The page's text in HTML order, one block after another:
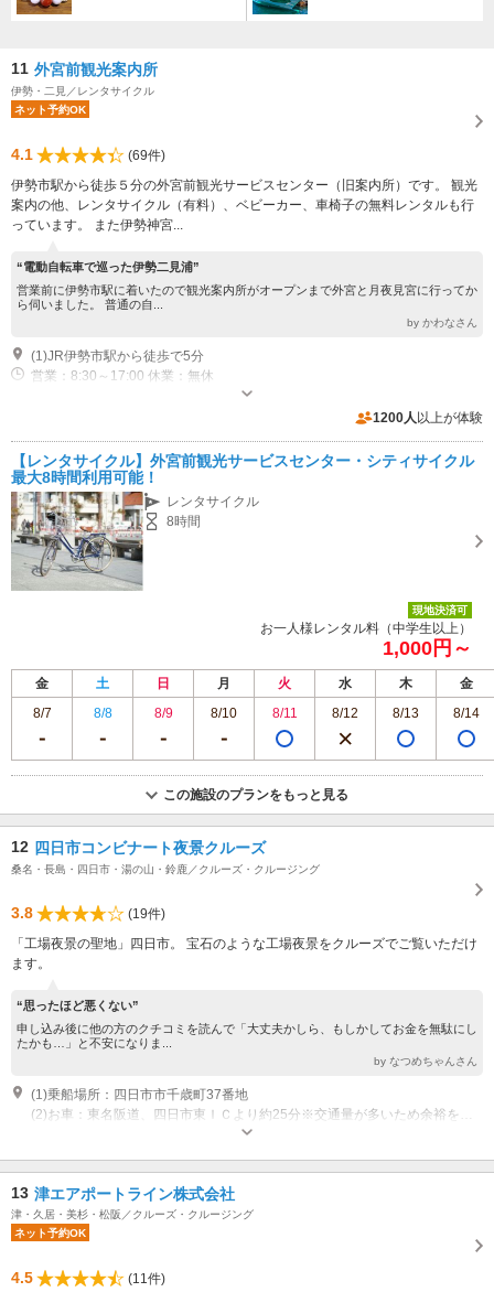
11 外宮前観光案内所
伊勢・二見／レンタサイクル
ネット予約OK
4.1
(69件)
伊勢市駅から徒歩５分の外宮前観光サービスセンター（旧案内所）です。 観光
案内の他、レンタサイクル（有料）、ベビーカー、車椅子の無料レンタルも行
っています。 また伊勢神宮...
“電動自転車で巡った伊勢二見浦”
営業前に伊勢市駅に着いたので観光案内所がオープンまで外宮と月夜見宮に行ってか
ら伺いました。 普通の自...
by かわなさん
(1)JR伊勢市駅から徒歩で5分
営業：8:30～17:00 休業：無休
1200人 以上が体験
【レンタサイクル】外宮前観光サービスセンター・シティサイクル
最大8時間利用可能！
レンタサイクル
8時間
現地決済可
お一人様レンタル料（中学生以上）
1,000円～
金 土 日 月 火 水 木
金
8/7
8/8 8/9 8/10 8/11 8/12 8/13 8/14
この施設のプランをもっと見る
12 四日市コンビナート夜景クルーズ
桑名・長島・四日市・湯の山・鈴鹿／クルーズ・クルージング
3.8
(19件)
「工場夜景の聖地」四日市。 宝石のような工場夜景をクルーズでご覧いただけ
ます。
“思ったほど悪くない”
申し込み後に他の方のクチコミを読んで「大丈夫かしら、もしかしてお金を無駄にし
たかも…」と不安になりま...
by なつめちゃんさん
(1)乗船場所：四日市市千歳町37番地
営業時間：平日10：00～17：00 定休日：土曜日・日曜日・祝祭日
13 津エアポートライン株式会社
津・久居・美杉・松阪／クルーズ・クルージング
ネット予約OK
4.5 (11件)